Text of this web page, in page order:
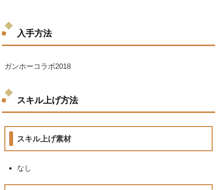
入手方法
ガンホーコラボ2018
スキル上げ方法
スキル上げ素材
なし